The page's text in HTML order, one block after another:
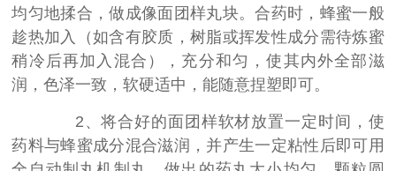
均匀地揉合，做成像面团样丸块。合药时，蜂蜜一般
趁热加入（如含有胶质，树脂或挥发性成分需待炼蜜
稍冷后再加入混合），充分和匀，使其内外全部滋
润，色泽一致，软硬适中，能随意捏塑即可。
2、将合好的面团样软材放置一定时间，使
药料与蜂蜜成分混合滋润，并产生一定粘性后即可用